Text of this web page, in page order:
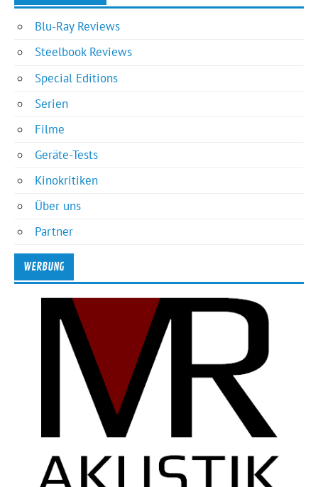
Blu-Ray Reviews
Steelbook Reviews
Special Editions
Serien
Filme
Geräte-Tests
Kinokritiken
Über uns
Partner
WERBUNG